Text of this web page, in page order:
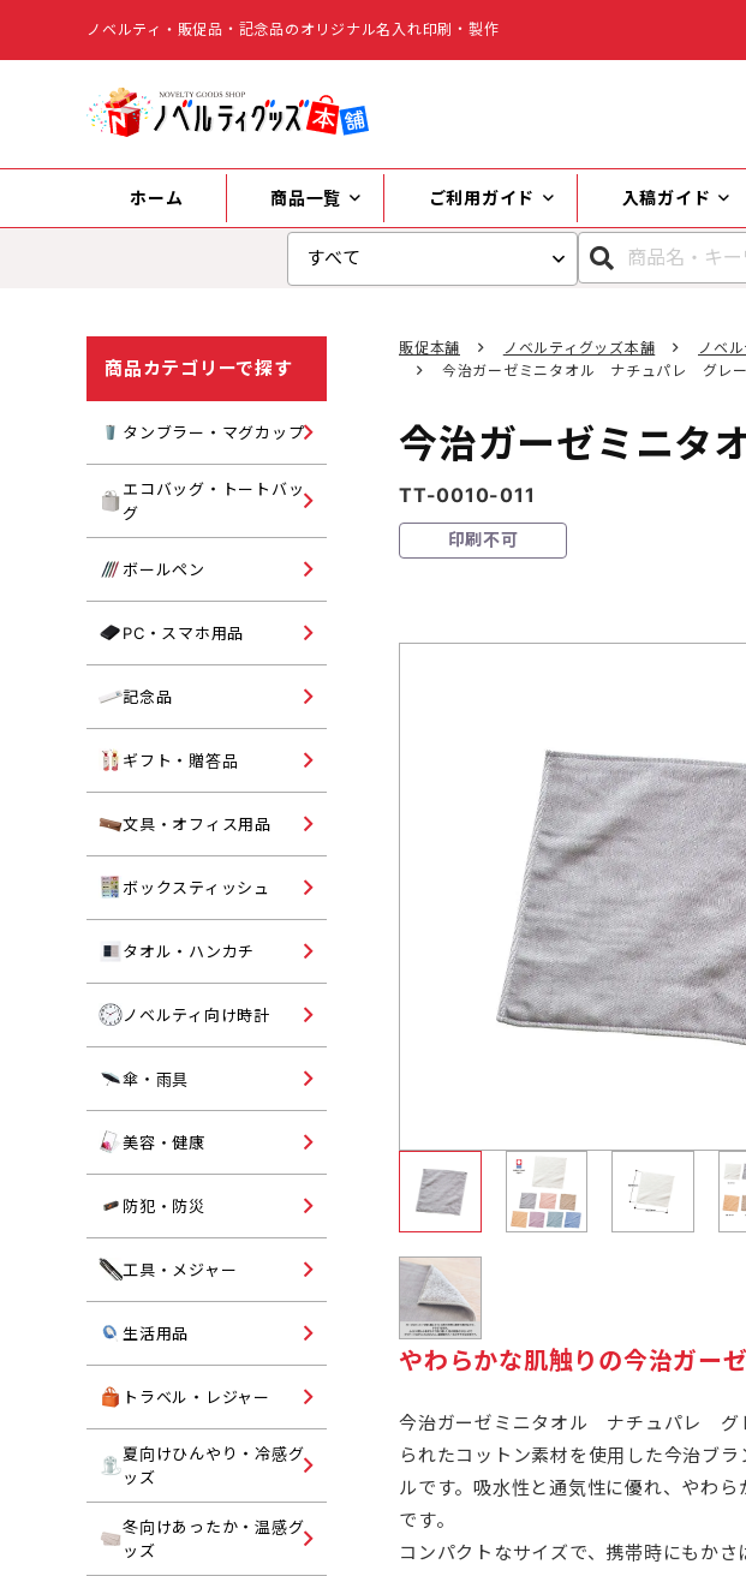
ノベルティ・販促品・記念品のオリジナル名入れ印刷・製作
ホーム 商品一覧 ご利用ガイド 入稿ガイド
キーワ
名入
販促本舗 ノベルティグッズ本舗 ノベ
今治ガーゼミニタオル ナチュパレ グレー
今治ガーゼミニ
TT-0010-011
印刷不可
やわらかな肌触りの今治ガー
今治ガーゼミニタオル ナチュパレ グ
られたコットン素材を使用した今治ブ
ルです。吸水性と通気性に優れ、やわら
です。
コンパクトなサイズで、携帯時にもかさ
商品カテゴリーで探す
タンブラー・マグカップ タンブラー
水筒・ボトル
エコバッグ・トートバッ
グ
キャンバストートバッグ
コットンバッグ
ポリエステルバッグ
ボールペン
PC・スマホ用品
記念品
ギフト・贈答品
文具・オフィス用品
ボックスティッシュ 既製品ボックスティッシュ
タオル・ハンカチ
オリジナル名入れタオル・ハ
ノベルティ向け時計
傘・雨具
美容・健康
ヘルスケア
防犯・防災
防犯グッズ・反射板
防災グッズ
工具・メジャー
オリジナル名入れ工具・メジ
生活用品 キッチン・ランドリー
入浴剤・バスグッズ
トイレットペーパー
トラベル・レジャー
レジャー用品
トラベルバッグ・レジャーバ
夏向けひんやり・冷感グ
ッズ
ハンディファン
折りたたみうちわ
冬向けあったか・温感グ
ッズ
ブランケット